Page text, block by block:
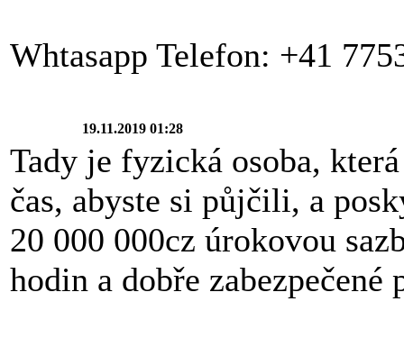
Whtasapp Telefon: +41
19.11.2019 01:28
Tady je fyzická osoba,
čas, abyste si půjčili, a
20 000 000cz úrokovou
hodin a dobře